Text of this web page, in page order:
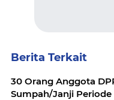
Berita Terkait
30 Orang Anggota
Sumpah/Janji Periode